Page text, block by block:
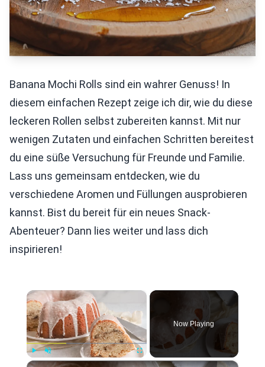
Banana Mochi Rolls sind ein wahrer Genuss! In
diesem einfachen Rezept zeige ich dir, wie du diese
leckeren Rollen selbst zubereiten kannst. Mit nur
wenigen Zutaten und einfachen Schritten bereitest
du eine süße Versuchung für Freunde und Familie.
Lass uns gemeinsam entdecken, wie du
verschiedene Aromen und Füllungen ausprobieren
kannst. Bist du bereit für ein neues Snack-
Abenteuer? Dann lies weiter und lass dich
inspirieren!
×
Play Unmute Fullscreen
Now Playing
×